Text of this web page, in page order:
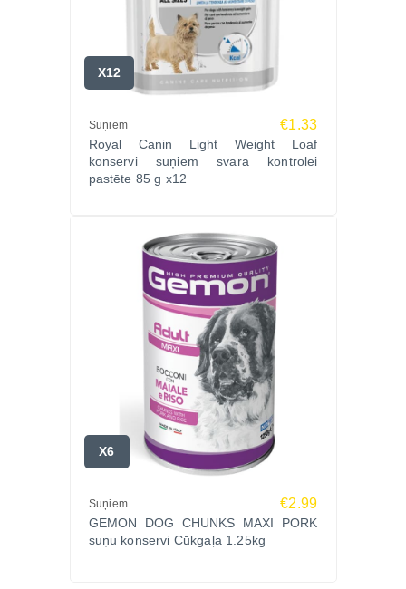
X12
Suņiem €1.33
Royal Canin Light Weight Loaf
konservi suņiem svara kontrolei
pastēte 85 g x12
X6
Suņiem €2.99
GEMON DOG CHUNKS MAXI PORK
suņu konservi Cūkgaļa 1.25kg